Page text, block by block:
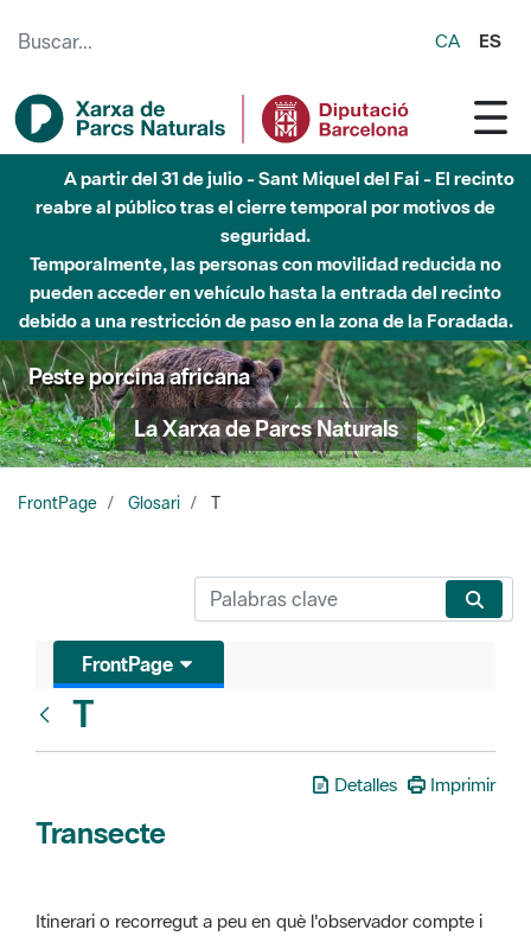
CA ES
A partir del 31 de julio - Sant Miquel del Fai - El recinto
reabre al público tras el cierre temporal por motivos de
seguridad.
Temporalmente, las personas con movilidad reducida no
pueden acceder en vehículo hasta la entrada del recinto
debido a una restricción de paso en la zona de la Foradada.
Peste porcina africana
La Xarxa de Parcs Naturals
FrontPage Glosari T
FrontPage
T
Detalles Imprimir
Transecte
Itinerari o recorregut a peu en què l'observador compte i